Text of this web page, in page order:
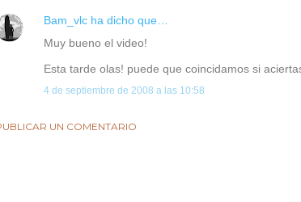
Bam_vlc ha dicho que…
Muy bueno el video!
Esta tarde olas! puede que coincidamos si
4 de septiembre de 2008 a las 10:58
UN COMENTARIO